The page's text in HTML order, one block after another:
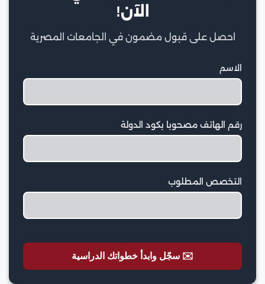
الآن!
احصل على قبول مضمون في الجامعات المصرية
الاسم
رقم الهاتف مصحوبا بكود الدولة
التخصص المطلوب
✉️ سجّل وابدأ خطواتك الدراسية